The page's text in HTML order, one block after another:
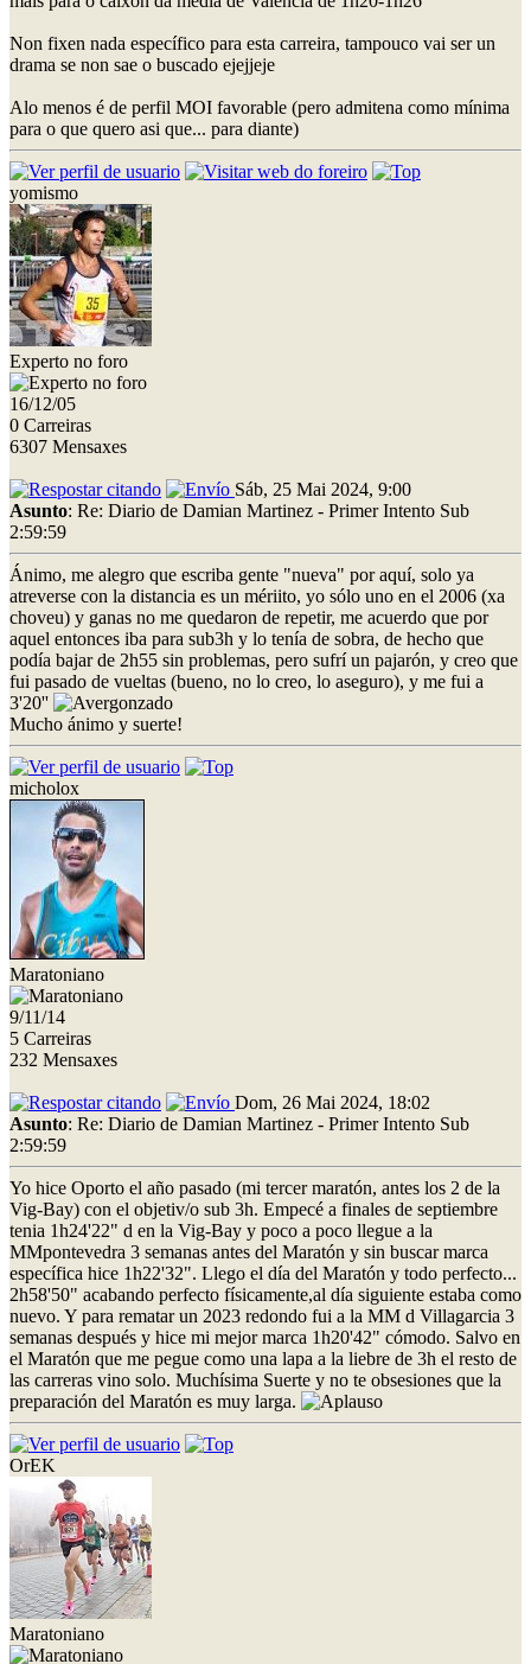
Non fixen nada específico para esta carreira, tampouco vai ser un
drama se non sae o buscado ejejjeje
Alo menos é de perfil MOI favorable (pero admitena como mínima
para o que quero asi que... para diante)
yomismo
Experto no foro
16/12/05
0 Carreiras
6307 Mensaxes
Sáb, 25 Mai 2024, 9:00
Asunto: Re: Diario de Damian Martinez - Primer Intento Sub
2:59:59
Ánimo, me alegro que escriba gente "nueva" por aquí, solo ya
atreverse con la distancia es un mériito, yo sólo uno en el 2006 (xa
choveu) y ganas no me quedaron de repetir, me acuerdo que por
aquel entonces iba para sub3h y lo tenía de sobra, de hecho que
podía bajar de 2h55 sin problemas, pero sufrí un pajarón, y creo que
fui pasado de vueltas (bueno, no lo creo, lo aseguro), y me fui a
3'20''
Mucho ánimo y suerte!
micholox
Maratoniano
9/11/14
5 Carreiras
232 Mensaxes
Dom, 26 Mai 2024, 18:02
Asunto: Re: Diario de Damian Martinez - Primer Intento Sub
2:59:59
Yo hice Oporto el año pasado (mi tercer maratón, antes los 2 de la
Vig-Bay) con el objetiv/o sub 3h. Empecé a finales de septiembre
tenia 1h24'22" d en la Vig-Bay y poco a poco llegue a la
MMpontevedra 3 semanas antes del Maratón y sin buscar marca
específica hice 1h22'32". Llego el día del Maratón y todo perfecto...
2h58'50" acabando perfecto físicamente,al día siguiente estaba como
nuevo. Y para rematar un 2023 redondo fui a la MM d Villagarcia 3
semanas después y hice mi mejor marca 1h20'42" cómodo. Salvo en
el Maratón que me pegue como una lapa a la liebre de 3h el resto de
las carreras vino solo. Muchísima Suerte y no te obsesiones que la
preparación del Maratón es muy larga.
OrEK
Maratoniano